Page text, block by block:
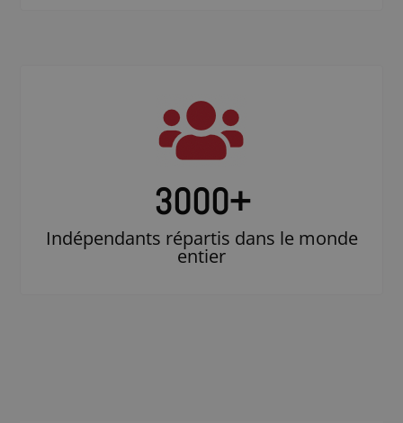
3000+
Indépendants répartis dans le monde
entier